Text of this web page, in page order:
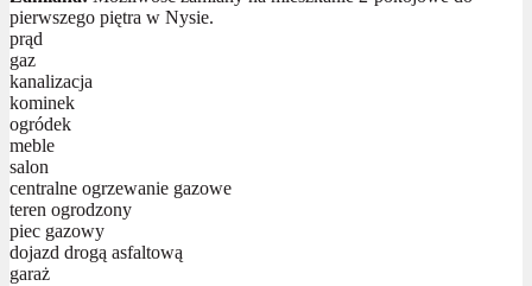
pierwszego piętra w Nysie.
prąd
gaz
kanalizacja
kominek
ogródek
meble
salon
centralne ogrzewanie gazowe
teren ogrodzony
piec gazowy
dojazd drogą asfaltową
garaż